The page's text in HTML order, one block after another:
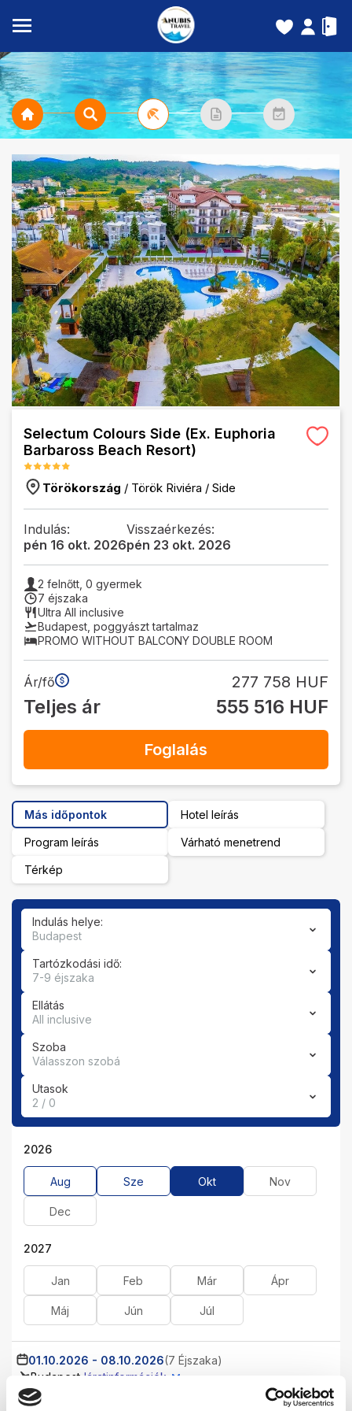
Selectum Colours Side (Ex. Euphoria
Barbaross Beach Resort)
Törökország / Török Riviéra / Side
Indulás:
pén 16 okt. 2026
Visszaérkezés:
pén 23 okt. 2026
2 felnőtt, 0 gyermek
7 éjszaka
Ultra All inclusive
Budapest poggyászt tartalmaz
PROMO WITHOUT BALCONY DOUBLE ROOM
Ár/fő 277 758 HUF
Teljes ár 555 516 HUF
Foglalás
Más időpontok Hotel leírás
Program leírás Várható menetrend
Térkép
Indulás helye:
Budapest
Tartózkodási idő:
7-9 éjszaka
Ellátás
All inclusive
Szoba
Válasszon szobá
Utasok
2 / 0
2026
Aug Sze Okt Nov
Dec
2027
Jan Feb Már Ápr
Máj Jún Júl
01.10.2026 - 08.10.2026(7 Éjszaka)
Budapest Járatinformációk
PROMO WITHOUT BALCONY DOUBLE ROOM
Ultra All Inclusive